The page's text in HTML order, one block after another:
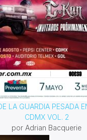
LA GUARDIA PESADA
CDMX VOL. 2
por Adrian Bacquerie